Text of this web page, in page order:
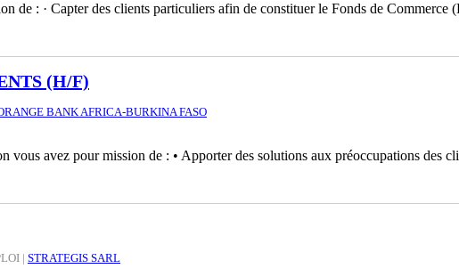
de : · Capter des clients particuliers afin de constituer le Fonds de Commerce
(H/F)
BANK AFRICA-BURKINA FASO
avez pour mission de : • Apporter des solutions aux préoccupations des
| STRATEGIS SARL